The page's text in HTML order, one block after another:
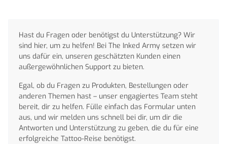
Hast du Fragen oder benötigst du Unterstützung? Wir
sind hier, um zu helfen! Bei The Inked Army setzen wir
uns dafür ein, unseren geschätzten Kunden einen
außergewöhnlichen Support zu bieten.
Egal, ob du Fragen zu Produkten, Bestellungen oder
anderen Themen hast – unser engagiertes Team steht
bereit, dir zu helfen. Fülle einfach das Formular unten
aus, und wir melden uns schnell bei dir, um dir die
Antworten und Unterstützung zu geben, die du für eine
erfolgreiche Tattoo-Reise benötigst.